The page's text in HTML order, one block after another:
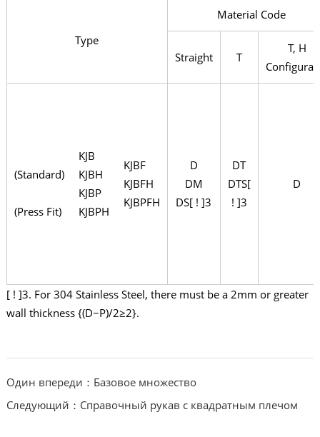
Type
Material Code
Straight T
T, H
(Standard)
(Press Fit)
KJB
KJBH
KJBP
KJBPH
KJBF
KJBFH
KJBPFH
D
DM
DS[ ! ]3
DT
DTS[
! ]3
D
[ ! ]3. For 304 Stainless Steel, there must be a 2mm or greater
wall thickness {(D−P)/2≥2}.
Один впереди：Базовое множество
Следующий：Справочный рукав с квадратным плечом